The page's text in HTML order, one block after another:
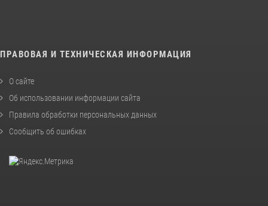
ПРАВОВАЯ И ТЕХНИЧЕСКАЯ ИНФОРМАЦИЯ
О сайте
Об использовании информации сайта
Правила обработки персональных данных
Сообщить об ошибках